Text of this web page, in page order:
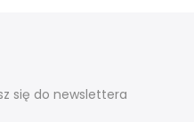
się do newslettera